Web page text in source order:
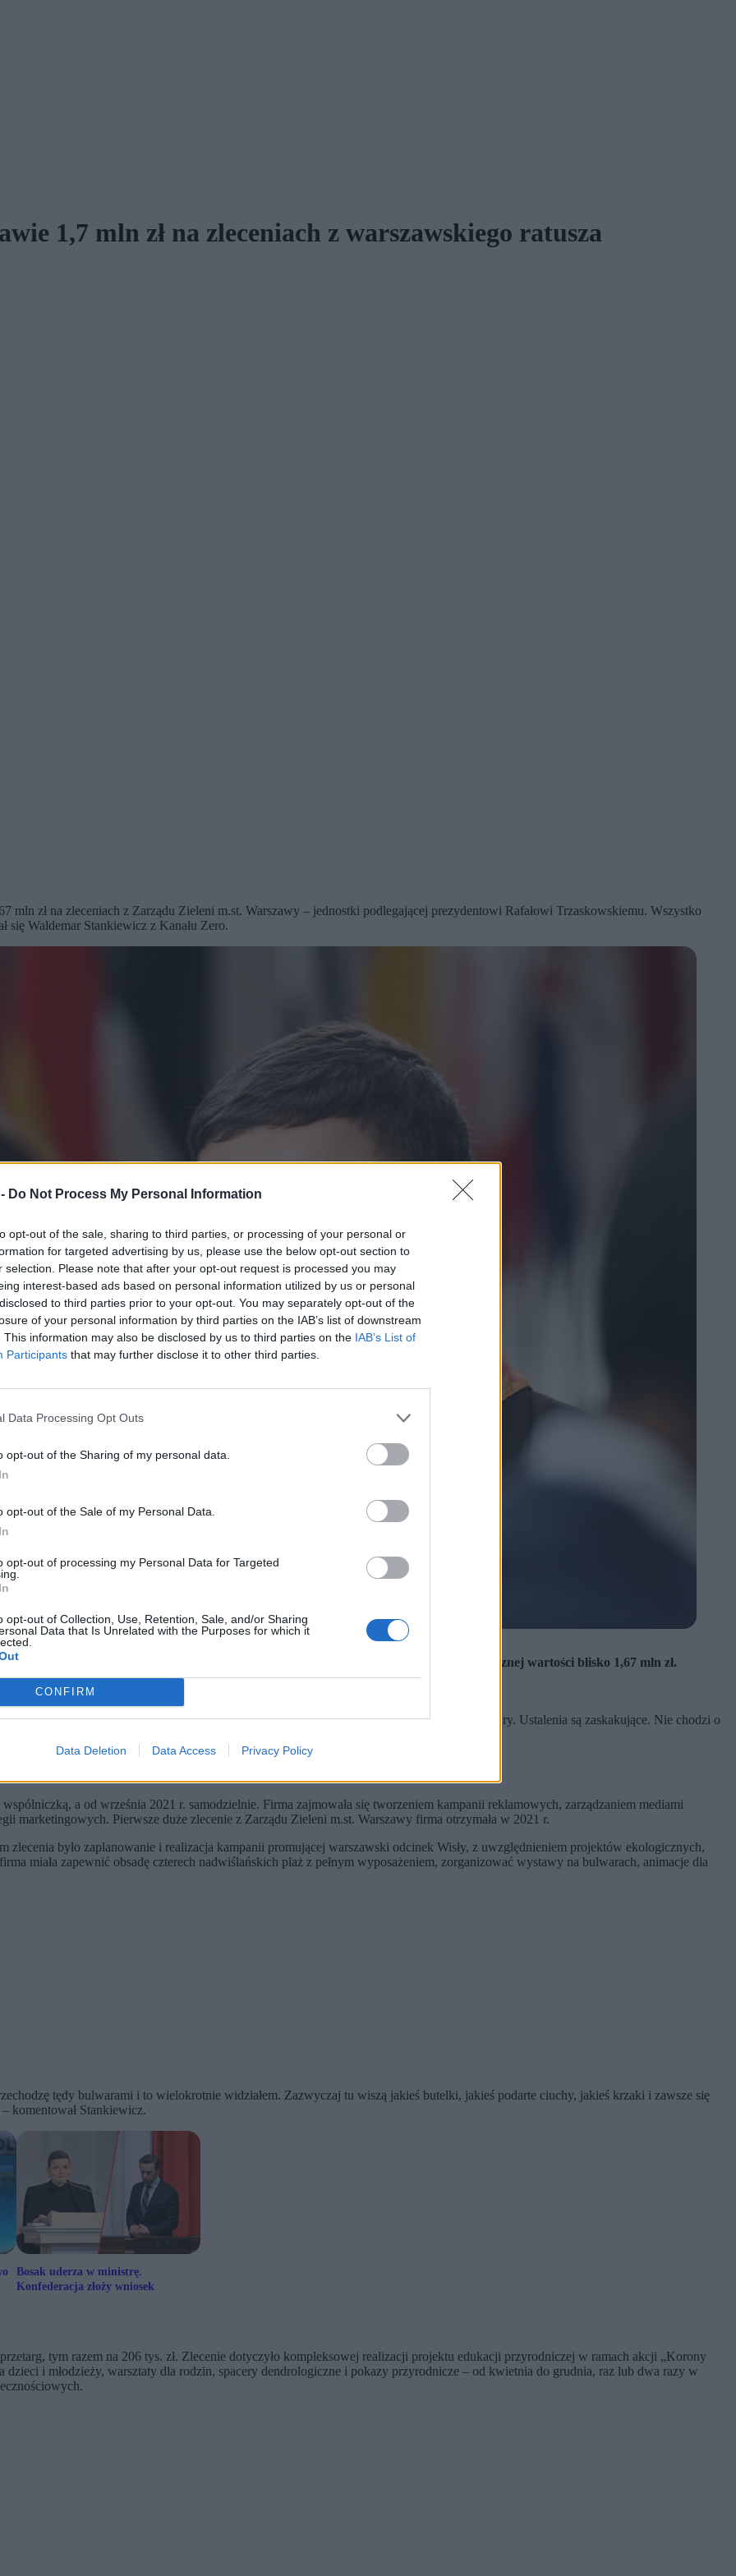
Do Not Process My Personal Information
opt-out of the sale, sharing to third parties, or processing of your personal or
for targeted advertising by us, please use the below opt-out section to
selection. Please note that after your opt-out request is processed you may
interest-based ads based on personal information utilized by us or personal
to third parties prior to your opt-out. You may separately opt-out of the
of your personal information by third parties on the IAB’s list of downstream
This information may also be disclosed by us to third parties on the IAB’s List of
Participants that may further disclose it to other third parties.
Data Processing Opt Outs
opt-out of the Sharing of my personal data.
opt-out of the Sale of my Personal Data.
opt-out of processing my Personal Data for Targeted
opt-out of Collection, Use, Retention, Sale, and/or Sharing
Data that Is Unrelated with the Purposes for which it
CONFIRM
Data Deletion Data Access Privacy Policy
1,7 mln zł na zleceniach z warszawskiego ratusza
zł na zleceniach z Zarządu Zieleni m.st. Warszawy – jednostki podlegającej prezydentowi Rafałowi Trzaskowskiemu. Wszystko
się Waldemar Stankiewicz z Kanału Zero.
/ PAP)
przetargi ogłaszane przez Zarząd Zieleni m.st. Warszawy, zdobywając zlecenia o łącznej wartości blisko 1,67 mln zł.
miesięcy później objęła stanowisko wiceministra kultury.
Cienkowska, zanim w grudniu 2023 r. została wiceministrem, a następnie ministrem kultury. Ustalenia są zaskakujące. Nie chodzi o
a od września 2021 r. samodzielnie. Firma zajmowała się tworzeniem kampanii reklamowych, zarządzaniem mediami
marketingowych. Pierwsze duże zlecenie z Zarządu Zieleni m.st. Warszawy firma otrzymała w 2021 r.
zlecenia było zaplanowanie i realizacja kampanii promującej warszawski odcinek Wisły, z uwzględnieniem projektów ekologicznych,
miała zapewnić obsadę czterech nadwiślańskich plaż z pełnym wyposażeniem, zorganizować wystawy na bulwarach, animacje dla
tędy bulwarami i to wielokrotnie widziałem. Zazwyczaj tu wiszą jakieś butelki, jakieś podarte ciuchy, jakieś krzaki i zawsze się
– komentował Stankiewicz.
Bosak uderza w ministrę.
Konfederacja złoży wniosek
tym razem na 206 tys. zł. Zlecenie dotyczyło kompleksowej realizacji projektu edukacji przyrodniczej w ramach akcji „Korony
i młodzieży, warsztaty dla rodzin, spacery dendrologiczne i pokazy przyrodnicze – od kwietnia do grudnia, raz lub dwa razy w